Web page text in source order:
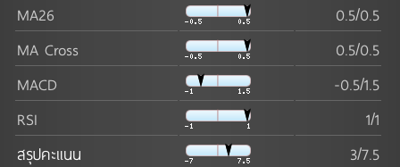
MA26
0.5/0.5
MA Cross
0.5/0.5
MACD
-0.5/1.5
RSI
1/1
สรุปคะแนน
3/7.5